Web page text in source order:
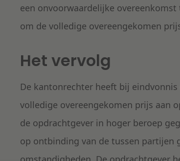
een onvoorwaardelijke
om de volledige overeengekomen
Het vervolg
De kantonrechter heeft bij
volledige overeengekomen prijs aan
de opdrachtgever in hoger beroep
op ontbinding van de tussen partijen